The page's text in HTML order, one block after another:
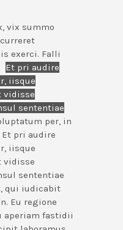
vix summo
exerci. Falli
Et pri audire
iisque
vidisse
sententiae
per, in
pri audire
iisque
vidisse
sententiae
qui iudicabit
Eu regione
aperiam fastidii